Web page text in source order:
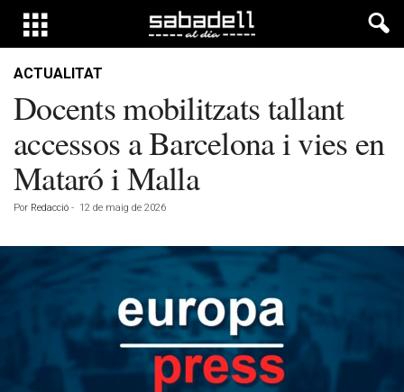
ACTUALITAT
Docents mobilitzats tallant
accessos a Barcelona i vies en
Mataró i Malla
Por Redacció - 12 de maig de 2026